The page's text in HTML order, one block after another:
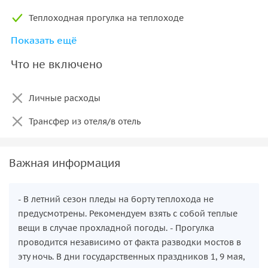
Теплоходная прогулка на теплоходе
Петропавловская крепость. Эксклюзивная вечерняя
вечерних сумерек, когда крепость закрыта для всех и
Показать ещё
Что не включено
Личные расходы
Трансфер из отеля/в отель
Важная информация
- В летний сезон пледы на борту теплохода не
предусмотрены. Рекомендуем взять с собой теплые
вещи в случае прохладной погоды. - Прогулка
проводится независимо от факта разводки мостов в
эту ночь. В дни государственных праздников 1, 9 мая,